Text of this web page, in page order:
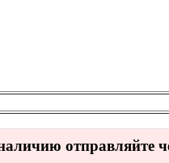
отправляйте